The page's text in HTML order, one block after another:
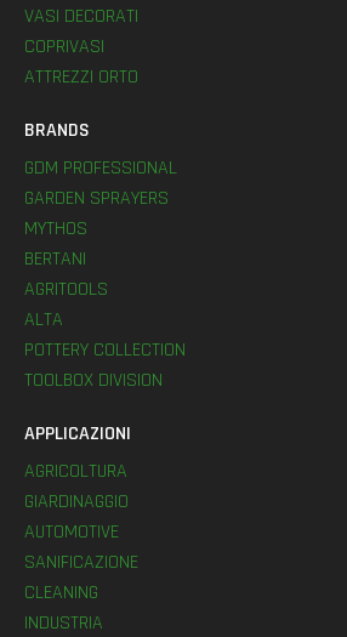
VASI DECORATI
COPRIVASI
ATTREZZI ORTO
BRANDS
GDM PROFESSIONAL
GARDEN SPRAYERS
MYTHOS
BERTANI
AGRITOOLS
ALTA
POTTERY COLLECTION
TOOLBOX DIVISION
APPLICAZIONI
AGRICOLTURA
GIARDINAGGIO
AUTOMOTIVE
SANIFICAZIONE
CLEANING
INDUSTRIA